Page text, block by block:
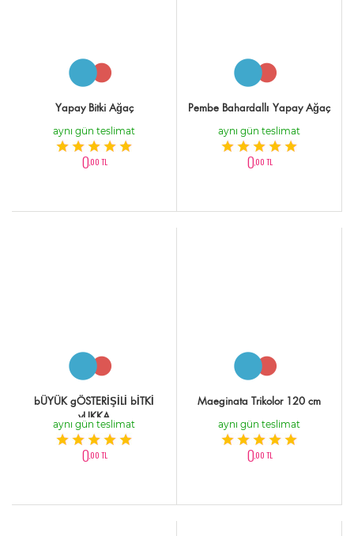
Yapay Bitki Ağaç
aynı gün teslimat
0,00 TL
Pembe Bahardallı Yapay Ağaç
aynı gün teslimat
0,00 TL
bÜYÜK gÖSTERİŞİLİ bİTKİ
yUKKA
aynı gün teslimat
0,00 TL
Maeginata Trikolor 120 cm
aynı gün teslimat
0,00 TL